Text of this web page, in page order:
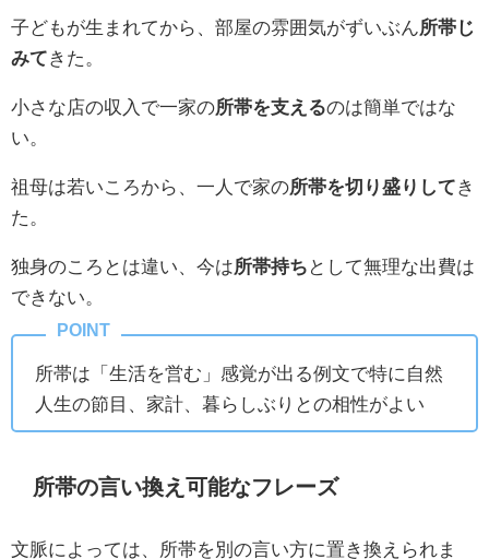
子どもが生まれてから、部屋の雰囲気がずいぶん 所帯じ
みて きた。
小さな店の収入で一家の所帯を支えるのは簡単ではな
い。
祖母は若いころから、一人で家の所帯を切り盛りして き
た。
独身のころとは違い、今は所帯持ち として無理な出費は
できない。
所帯は「生活を営む」感覚が出る例文で特に自然
人生の節目、家計、暮らしぶりとの相性がよい
所帯の言い換え可能なフレーズ
文脈によっては、所帯を別の言い方に置き換えられま